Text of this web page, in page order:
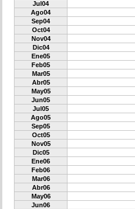
Jul04
Ago04
Sep04
Oct04
Nov04
Dic04
Ene05
Feb05
Mar05
Abr05
May05
Jun05
Jul05
Ago05
Sep05
Oct05
Nov05
Dic05
Ene06
Feb06
Mar06
Abr06
May06
Jun06